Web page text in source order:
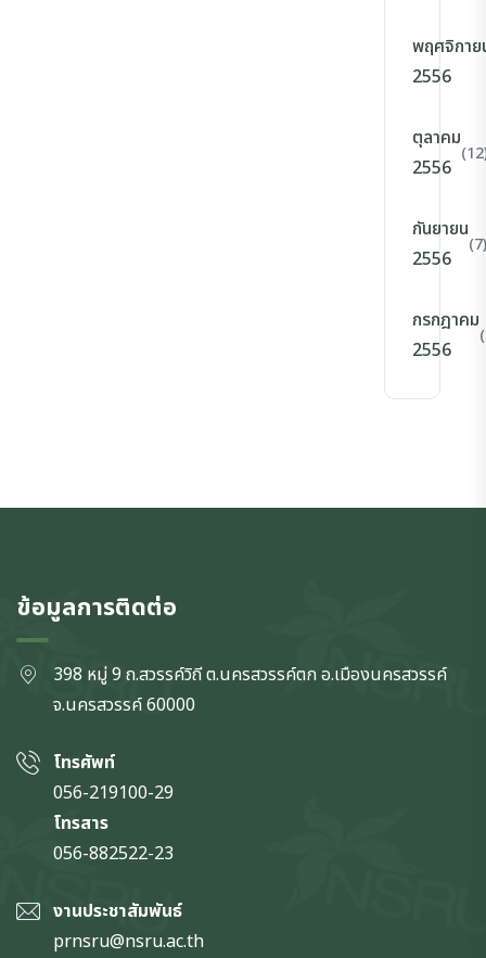
พฤศจิกาย
2556
ตุลาคม
2556
กันยายน
2556
(7)
กรกฎาคม
2556
ข้อมูลการติดต่อ
398 หมู่ 9 ถ.สวรรค์วิถี ต.นครสวรรค์ตก อ.เมืองนครสวรรค์
จ.นครสวรรค์60000
โทรศัพท์
056-219100-29
โทรสาร
056-882522-23
งานประชาสัมพันธ์
prnsru@nsru.ac.th